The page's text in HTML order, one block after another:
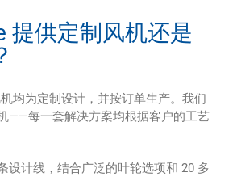
提供定制风机还是
均为定制设计，并按订单生产。我们
——每一套解决方案均根据客户的工艺
设计线，结合广泛的叶轮选项和 20 多